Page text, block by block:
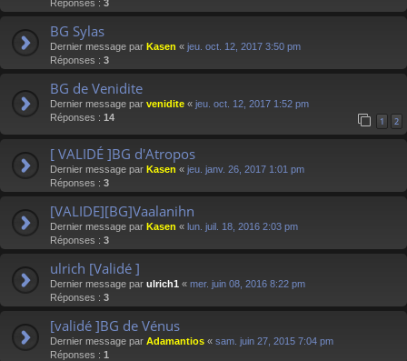
Réponses : 3
BG Sylas
Dernier message par Kasen « jeu. oct. 12, 2017 3:50 pm
Réponses : 3
BG de Venidite
Dernier message par venidite « jeu. oct. 12, 2017 1:52 pm
Réponses : 14 1 2
[ VALIDÉ ]BG d'Atropos
Dernier message par Kasen « jeu. janv. 26, 2017 1:01 pm
Réponses : 3
[VALIDE][BG]Vaalanihn
Dernier message par Kasen « lun. juil. 18, 2016 2:03 pm
Réponses : 3
ulrich [Validé ]
Dernier message par ulrich1 « mer. juin 08, 2016 8:22 pm
Réponses : 3
[validé ]BG de Vénus
Dernier message par Adamantios « sam. juin 27, 2015 7:04 pm
Réponses : 1